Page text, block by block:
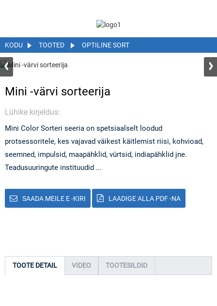
KODU TOOTED OPTILINE SORT
Mini -värvi sorteerija
Lühike kirjeldus:
Mini Color Sorteri seeria on spetsiaalselt loodud
protsessoritele, kes vajavad väikest käitlemist riisi, kohvioad,
seemned, impulsid, maapähklid, vürtsid, indiapähklid jne.
Teadusuuringute instituudid ...
SAADA MEILE E -KIRI LAADIGE ALLA PDF -NA
TOOTE DETAIL VIDEO TOOTESILDID